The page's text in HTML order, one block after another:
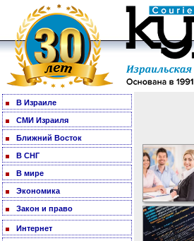
В Израиле
СМИ Израиля
Ближний Восток
В СНГ
В мире
Экономика
Закон и право
Интернет